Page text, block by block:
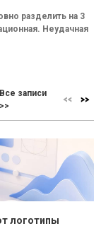
разделить на 3
Неудачная
Все записи
>>
логотипы